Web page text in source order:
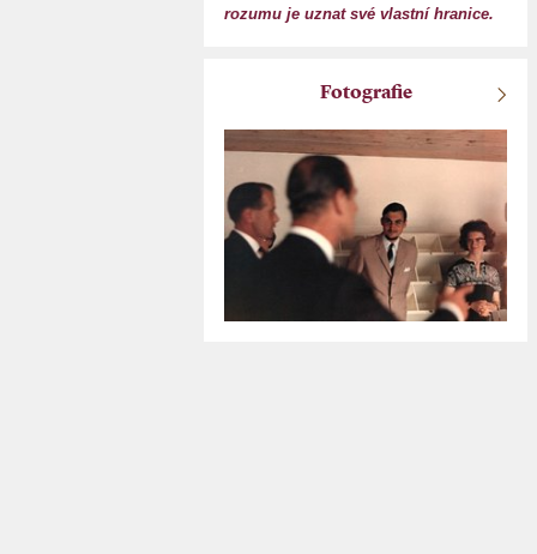
rozumu je uznat své vlastní hranice.
Fotografie